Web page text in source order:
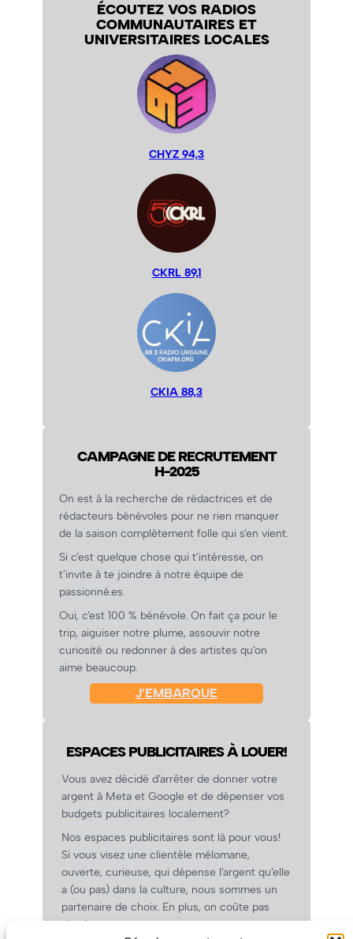
ÉCOUTEZ VOS RADIOS
COMMUNAUTAIRES ET
UNIVERSITAIRES LOCALES
CHYZ 94,3
CKRL 89,1
CKIA 88,3
CAMPAGNE DE RECRUTEMENT
H-2025
On est à la recherche de rédactrices et de
rédacteurs bénévoles pour ne rien manquer
de la saison complètement folle qui s’en vient.
Si c’est quelque chose qui t’intéresse, on
t’invite à te joindre à notre équipe de
passionné.es.
Oui, c’est 100 % bénévole. On fait ça pour le
trip, aiguiser notre plume, assouvir notre
curiosité ou redonner à des artistes qu’on
aime beaucoup.
J’EMBARQUE
ESPACES PUBLICITAIRES À LOUER!
Vous avez décidé d’arrêter de donner votre
argent à Meta et Google et de dépenser vos
budgets publicitaires localement?
Nos espaces publicitaires sont là pour vous!
Si vous visez une clientèle mélomane,
ouverte, curieuse, qui dépense l’argent qu’elle
a (ou pas) dans la culture, nous sommes un
partenaire de choix. En plus, on coûte pas
cher!